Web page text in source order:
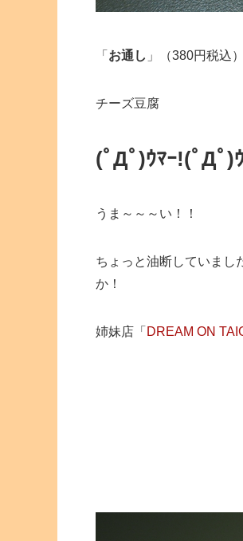
「 お通し 」（380円税込）
チーズ豆腐
(ﾟДﾟ)ｳﾏｰ!(ﾟДﾟ)
うま～～～い！！
ちょっと油断していまし
か！
姉妹店「 DREAM ON